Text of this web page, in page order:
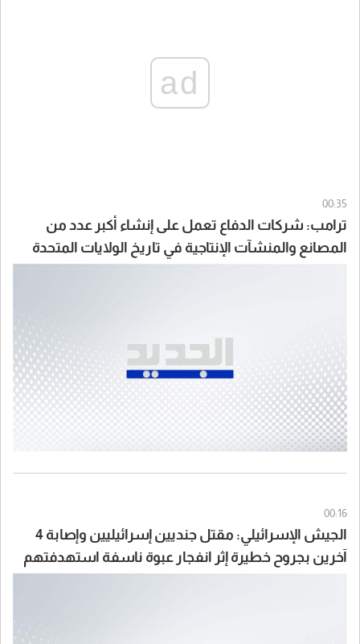
ad
00:35
ترامب: شركات الدفاع تعمل على إنشاء أكبر عدد من
المصانع والمنشآت الإنتاجية في تاريخ الولايات المتحدة
00:16
الجيش الإسرائيلي: مقتل جنديين إسرائيليين وإصابة 4
آخرين بجروح خطيرة إثر انفجار عبوة ناسفة استهدفتهم